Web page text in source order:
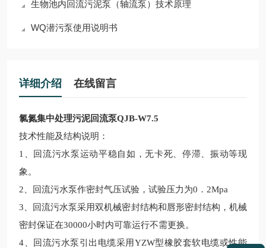
生物池内回流污泥泵（轴流泵）技术原理
WQ潜污泵使用说明书
详细介绍 在线留言
氯氮集中处理污泥回流泵QJB-W7.5
技术性能及结构说明 ：
1
、回流污水泵运动平稳自如，无卡死、停滞、振动等现
象。
2 、回流污水泵作密封气压试验，试验压力为0 ． 2Mpa
3 、回流污水泵采用双机械密封结构和唇形密封结构，机械
密封保证在30000小时内可靠运行不需更换。
4 、回流污水泵引出电缆采用YZW型橡胶套软电缆或性能